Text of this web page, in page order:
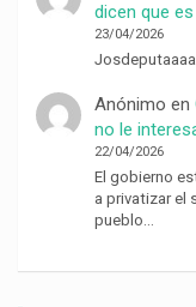
dicen que
23/04/2026
Josdeputaaaa
Anónimo en
no le
22/04/2026
El gobierno
a privatizar el
pueblo…